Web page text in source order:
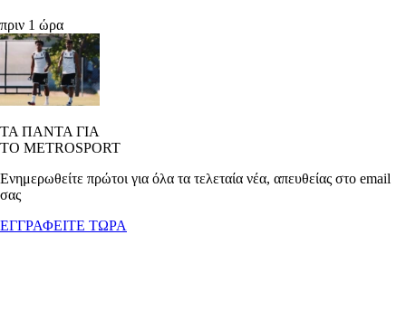
πριν 1 ώρα
ΤΑ ΠΑΝΤΑ ΓΙΑ
ΤΟ METROSPORT
Ενημερωθείτε πρώτοι για όλα τα τελεταία νέα, απευθείας στο email
σας
ΕΓΓΡΑΦΕΙΤΕ ΤΩΡΑ